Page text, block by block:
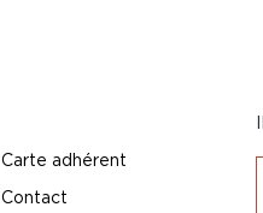
Carte adhérent
Contact